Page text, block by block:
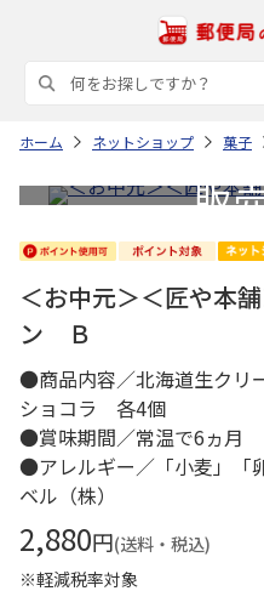
ホーム ネットショップ 菓子
＜お中元＞＜匠や本
ン Ｂ
●商品内容／北海道生クリ
ショコラ 各4個
●賞味期間／常温で6ヵ月
●アレルギー／「小麦」「
ベル（株）
2,880円(送料・税込)
※軽減税率対象